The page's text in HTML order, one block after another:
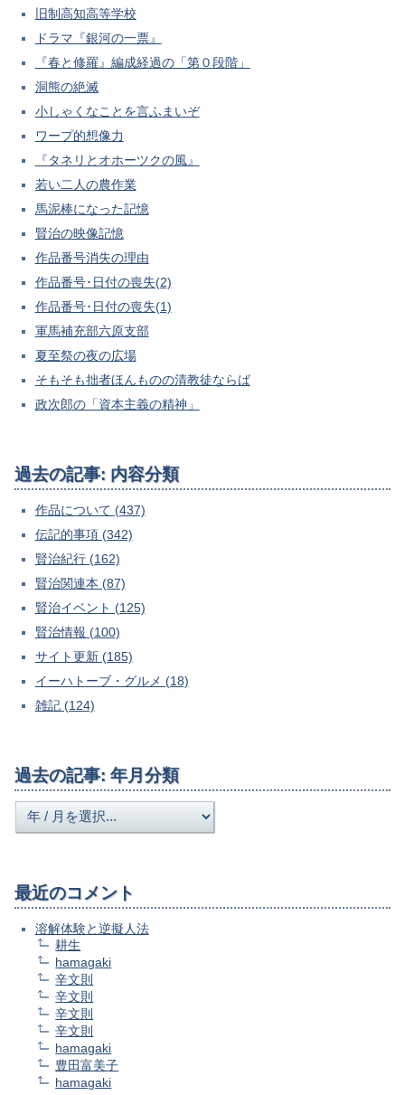
旧制高知高等学校
ドラマ『銀河の一票』
『春と修羅』編成経過の「第０段階」
洞熊の絶滅
小しゃくなことを言ふまいぞ
ワープ的想像力
『タネリとオホーツクの風』
若い二人の農作業
馬泥棒になった記憶
賢治の映像記憶
作品番号消失の理由
作品番号･日付の喪失(2)
作品番号･日付の喪失(1)
軍馬補充部六原支部
夏至祭の夜の広場
そもそも拙者ほんものの清教徒ならば
政次郎の「資本主義の精神」
過去の記事: 内容分類
作品について (437)
伝記的事項 (342)
賢治紀行 (162)
賢治関連本 (87)
賢治イベント (125)
賢治情報 (100)
サイト更新 (185)
イーハトーブ・グルメ (18)
雑記 (124)
過去の記事: 年月分類
最近のコメント
溶解体験と逆擬人法
耕生
hamagaki
辛文則
辛文則
辛文則
辛文則
hamagaki
豊田富美子
hamagaki